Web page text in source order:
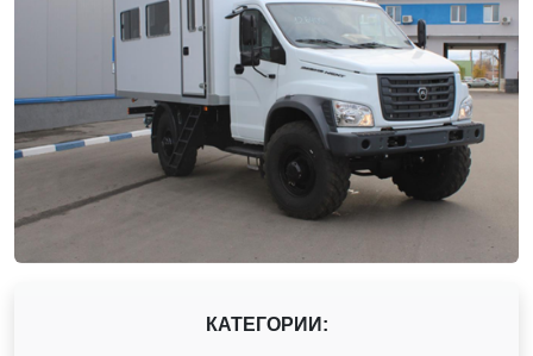
КАТЕГОРИИ: